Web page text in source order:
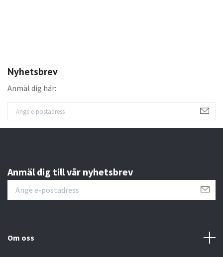
Nyhetsbrev
Anmäl dig här:
Anmäl dig till vår nyhetsbrev
Om oss